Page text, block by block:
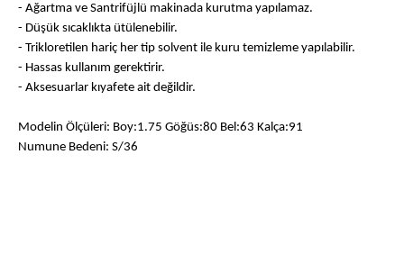
- Ağartma ve Santrifüjlü makinada kurutma yapılamaz.
- Düşük sıcaklıkta ütülenebilir.
- Trikloretilen hariç her tip solvent ile kuru temizleme yapılabilir.
- Hassas kullanım gerektirir.
- Aksesuarlar kıyafete ait değildir.
Modelin Ölçüleri: Boy:1.75 Göğüs:80 Bel:63 Kalça:91
Numune Bedeni: S/36